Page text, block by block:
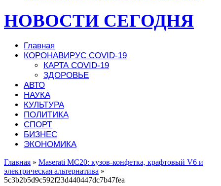
НОВОСТИ СЕГОДНЯ
Главная
КОРОНАВИРУС COVID-19
КАРТА COVID-19
ЗДОРОВЬЕ
АВТО
НАУКА
КУЛЬТУРА
ПОЛИТИКА
СПОРТ
БИЗНЕС
ЭКОНОМИКА
Главная » Maserati MC20: кузов-конфетка, крафтовый V6 и
электрическая альтернатива »
5c3b2b5d9c592f23d440447dc7b47fea